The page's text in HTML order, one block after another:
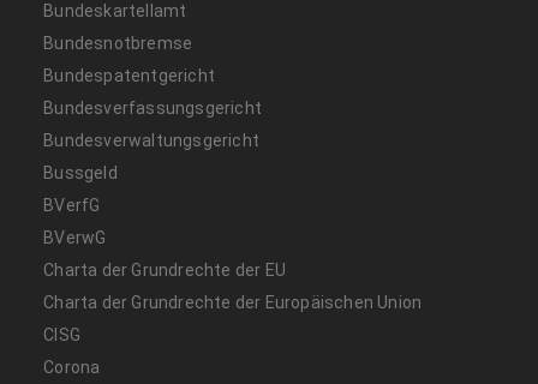
Bundeskartellamt
Bundesnotbremse
Bundespatentgericht
Bundesverfassungsgericht
Bundesverwaltungsgericht
Bussgeld
BVerfG
BVerwG
Charta der Grundrechte der EU
Charta der Grundrechte der Europäischen Union
CISG
Corona